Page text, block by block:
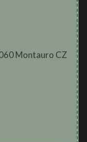
Montauro CZ